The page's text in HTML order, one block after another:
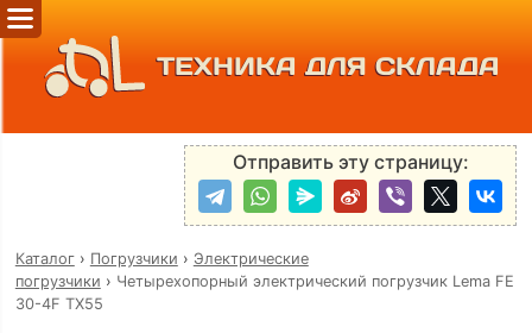
ТЕХНИКА ДЛЯ СКЛАДА
Отправить эту страницу:
Каталог› Погрузчики › Электрические
погрузчики › Четырехопорный электрический погрузчик Lema FE
30-4F TX55